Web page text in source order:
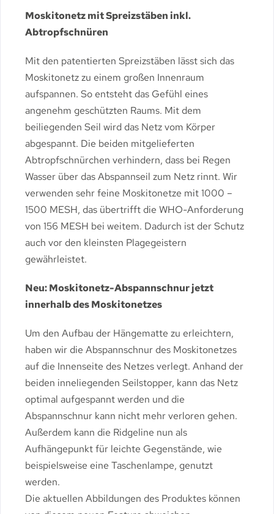
Moskitonetz mit Spreizstäben inkl.
Abtropfschnüren
Mit den patentierten Spreizstäben lässt sich das
Moskitonetz zu einem großen Innenraum
aufspannen. So entsteht das Gefühl eines
angenehm geschützten Raums. Mit dem
beiliegenden Seil wird das Netz vom Körper
abgespannt. Die beiden mitgelieferten
Abtropfschnürchen verhindern, dass bei Regen
Wasser über das Abspannseil zum Netz rinnt. Wir
verwenden sehr feine Moskitonetze mit 1000 –
1500 MESH, das übertrifft die WHO-Anforderung
von 156 MESH bei weitem. Dadurch ist der Schutz
auch vor den kleinsten Plagegeistern
gewährleistet.
Neu: Moskitonetz-Abspannschnur jetzt
innerhalb des Moskitonetzes
Um den Aufbau der Hängematte zu erleichtern,
haben wir die Abspannschnur des Moskitonetzes
auf die Innenseite des Netzes verlegt. Anhand der
beiden inneliegenden Seilstopper, kann das Netz
optimal aufgespannt werden und die
Abspannschnur kann nicht mehr verloren gehen.
Außerdem kann die Ridgeline nun als
Aufhängepunkt für leichte Gegenstände, wie
beispielsweise eine Taschenlampe, genutzt
werden.
Die aktuellen Abbildungen des Produktes können